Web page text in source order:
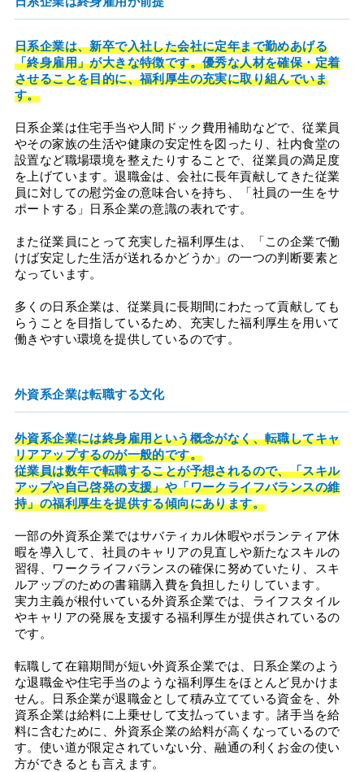
日系企業は、新卒で入社した会社に定年まで勤めあげる
「終身雇用」が大きな特徴です。優秀な人材を確保・定着
させることを目的に、福利厚生の充実に取り組んでいま
す。
日系企業は住宅手当や人間ドック費用補助などで、従業員
やその家族の生活や健康の安定性を図ったり、社内食堂の
設置など職場環境を整えたりすることで、従業員の満足度
を上げています。退職金は、会社に長年貢献してきた従業
員に対しての慰労金の意味合いを持ち、「社員の一生をサ
ポートする」日系企業の意識の表れです。
また従業員にとって充実した福利厚生は、「この企業で働
けば安定した生活が送れるかどうか」の一つの判断要素と
なっています。
多くの日系企業は、従業員に長期間にわたって貢献しても
らうことを目指しているため、充実した福利厚生を用いて
働きやすい環境を提供しているのです。
外資系企業は転職する文化
外資系企業には終身雇用という概念がなく、転職してキャ
リアアップするのが一般的です。
従業員は数年で転職することが予想されるので、「スキル
アップや自己啓発の支援」や「ワークライフバランスの維
持」の福利厚生を提供する傾向にあります。
一部の外資系企業ではサバティカル休暇やボランティア休
暇を導入して、社員のキャリアの見直しや新たなスキルの
習得、ワークライフバランスの確保に努めていたり、スキ
ルアップのための書籍購入費を負担したりしています。
実力主義が根付いている外資系企業では、ライフスタイル
やキャリアの発展を支援する福利厚生が提供されているの
です。
転職して在籍期間が短い外資系企業では、日系企業のよう
な退職金や住宅手当のような福利厚生をほとんど見かけま
せん。日系企業が退職金として積み立てている資金を、外
資系企業は給料に上乗せして支払っています。諸手当を給
料に含むために、外資系企業の給料が高くなっているので
す。使い道が限定されていない分、融通の利くお金の使い
方ができるとも言えます。